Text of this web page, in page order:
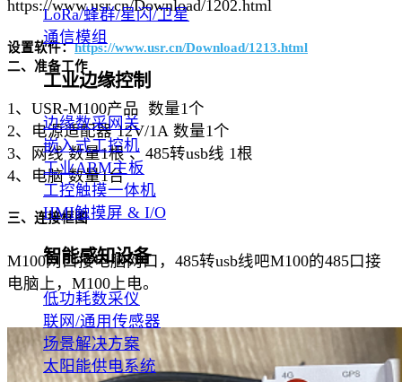
LoRa/蜂群/星闪/卫星
通信模组
工业边缘控制
边缘数采网关
嵌入式工控机
工业ARM主板
工控触摸一体机
HMI触摸屏 & I/O
智能感知设备
低功耗数采仪
联网/通用传感器
场景解决方案
太阳能供电系统
https://www.usr.cn/Download/1202.html
设置软件：https://www.usr.cn/Download/1213.html
二、准备工作
1、USR-M100产品 数量1个
2、电源适配器 12V/1A 数量1个
3、网线 数量1根、 485转usb线 1根
4、电脑 数量1台
三、连接框图
M100网口接电脑网口，485转usb线吧M100的485口接
电脑上 ， M100上电。